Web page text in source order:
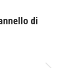
di